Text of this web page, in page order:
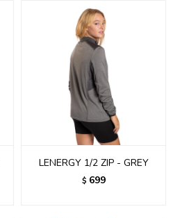
LENERGY 1/2 ZIP - GREY
$ 699